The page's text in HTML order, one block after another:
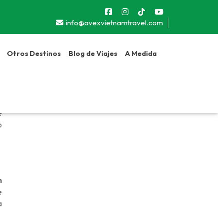
info@avexvietnamtravel.com
Otros Destinos Blog de Viajes A Medida